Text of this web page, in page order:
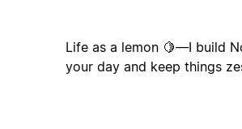
Life as a lemon 🍋—I build
your day and keep things